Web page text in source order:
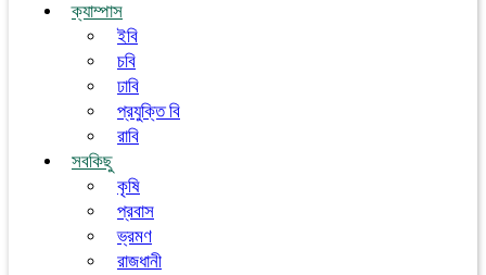
ক্যাম্পাস
ইবি
চবি
ঢাবি
প্রযুক্তি বি
রাবি
সবকিছু
কৃষি
প্রবাস
ভ্রমণ
রাজধানী